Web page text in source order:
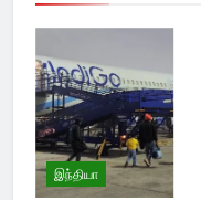
இந்தியா